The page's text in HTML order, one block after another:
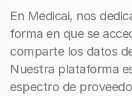
En Medicai, nos
forma en que se
comparte los datos
Nuestra plataforma
espectro de